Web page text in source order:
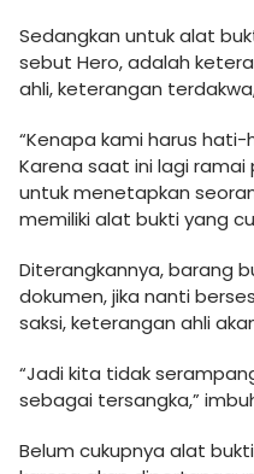
Sedangkan untuk alat
sebut Hero, adalah
ahli, keterangan
“Kenapa kami harus
Karena saat ini lagi
untuk menetapkan
memiliki alat bukti yang
Diterangkannya, barang
dokumen, jika nanti
saksi, keterangan ahli
“Jadi kita tidak
sebagai tersangka,”
Belum cukupnya alat